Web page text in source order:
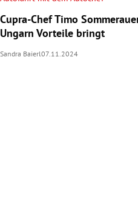
Cupra-Chef Timo
Ungarn Vorteile bringt
Sandra Baierl07.11.2024